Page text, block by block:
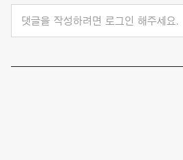
댓글을 작성하려면 로그인 해주세요.